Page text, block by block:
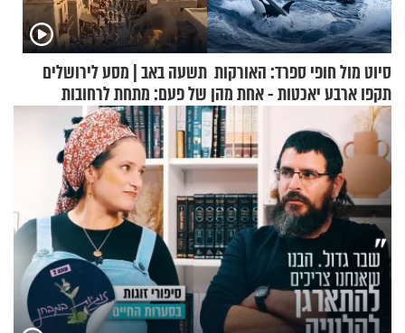
סיוט מול חופי ספרד: האורקות
תקפו ארבע יאכטות - אחת מהן
טבעה
תשעה באב | מסע לירושלים
של פעם: מתחת לרחובות
ירושלים